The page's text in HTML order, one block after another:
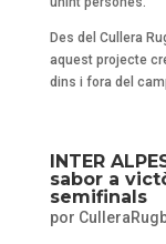
Des del Cullera
aquest projecte
dins i fora del
INTER
sabor a
semifinals
por